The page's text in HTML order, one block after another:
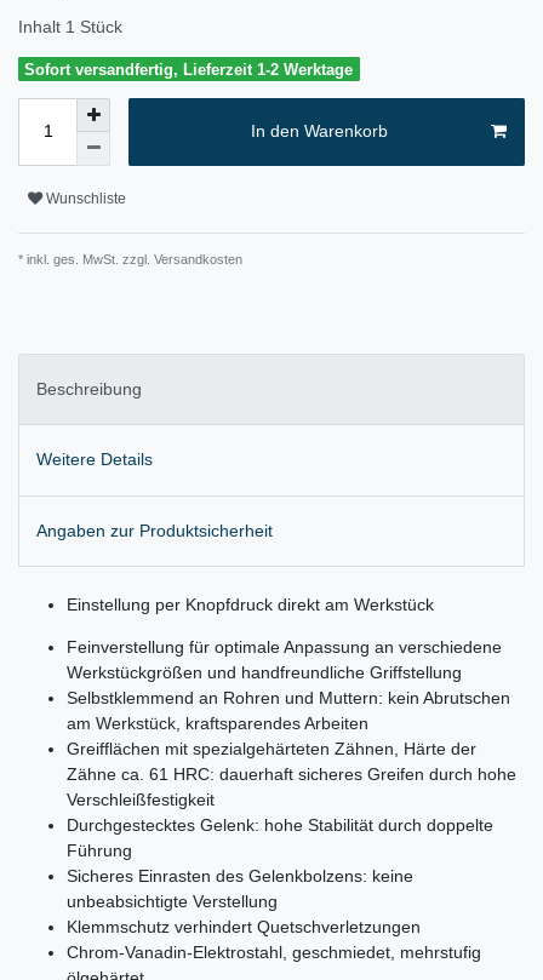
Inhalt 1 Stück
Sofort versandfertig, Lieferzeit 1-2 Werktage
In den Warenkorb
Wunschliste
* inkl. ges. MwSt. zzgl. Versandkosten
Beschreibung
Weitere Details
Angaben zur Produktsicherheit
Einstellung per Knopfdruck direkt am Werkstück
Feinverstellung für optimale Anpassung an verschiedene
Werkstückgrößen und handfreundliche Griffstellung
Selbstklemmend an Rohren und Muttern: kein Abrutschen
am Werkstück, kraftsparendes Arbeiten
Greifflächen mit spezialgehärteten Zähnen, Härte der
Zähne ca. 61 HRC: dauerhaft sicheres Greifen durch hohe
Verschleißfestigkeit
Durchgestecktes Gelenk: hohe Stabilität durch doppelte
Führung
Sicheres Einrasten des Gelenkbolzens: keine
unbeabsichtigte Verstellung
Klemmschutz verhindert Quetschverletzungen
Chrom-Vanadin-Elektrostahl, geschmiedet, mehrstufig